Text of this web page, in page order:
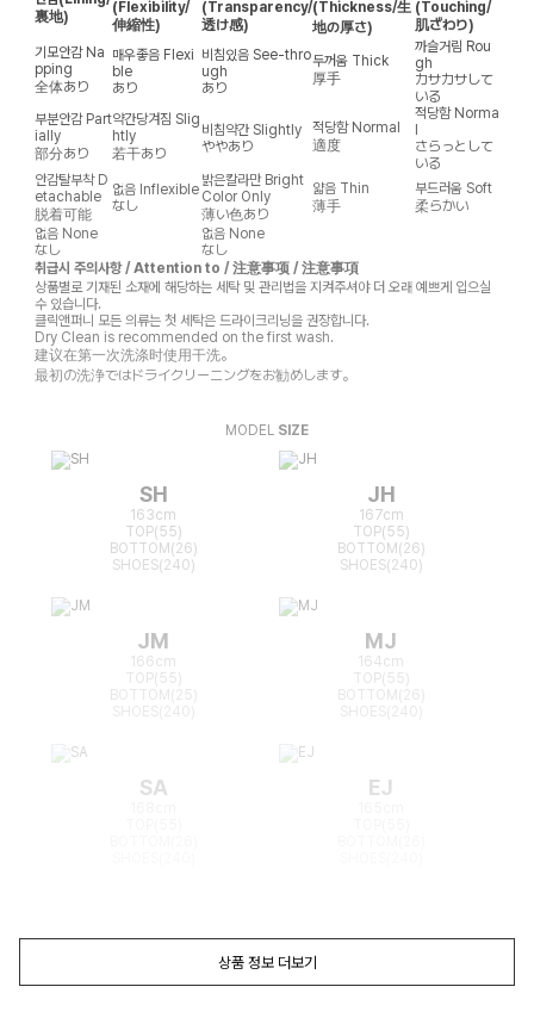
裏地)
(Flexibility/
伸縮性)
(Transparency/
透け感)
(Thickness/生
地の厚さ)
(Touching/
肌ざわり)
기모안감 Na
pping
全体あり
매우좋음 Flexi
ble
あり
비침있음 See-thro
ugh
あり
두꺼움 Thick
厚手
까슬거림 Rou
gh
カサカサして
いる
부분안감 Part
ially
部分あり
약간당겨짐 Slig
htly
若干あり
비침약간 Slightly
ややあり
적당함 Normal
適度
적당함 Norma
さらっとして
いる
안감탈부착 D
etachable
脱着可能
없음 Inflexible
なし
밝은칼라만 Bright
Color Only
薄い色あり
얇음 Thin
薄手
부드러움 Soft
柔らかい
없음 None
なし
없음 None
なし
취급시 주의사항 / Attention to / 注意事项 / 注意事項
상품별로 기재된 소재에 해당하는 세탁 및 관리법을 지켜주셔야 더 오래 예쁘게 입으실
수 있습니다.
클릭앤퍼니 모든 의류는 첫 세탁은 드라이크리닝을 권장합니다.
Dry Clean is recommended on the first wash.
建议在第一次洗涤时使用干洗。
最初の洗浄ではドライクリーニングをお勧めします。
MODEL SIZE
SH
163cm
TOP(55)
BOTTOM(26)
SHOES(240)
JH
167cm
TOP(55)
BOTTOM(26)
SHOES(240)
JM
166cm
TOP(55)
BOTTOM(25)
MJ
164cm
TOP(55)
BOTTOM(26)
SA EJ
상품 정보 더보기